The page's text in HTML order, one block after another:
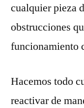
cualquier pieza
obstrucciones
funcionamiento
Hacemos todo
reactivar de